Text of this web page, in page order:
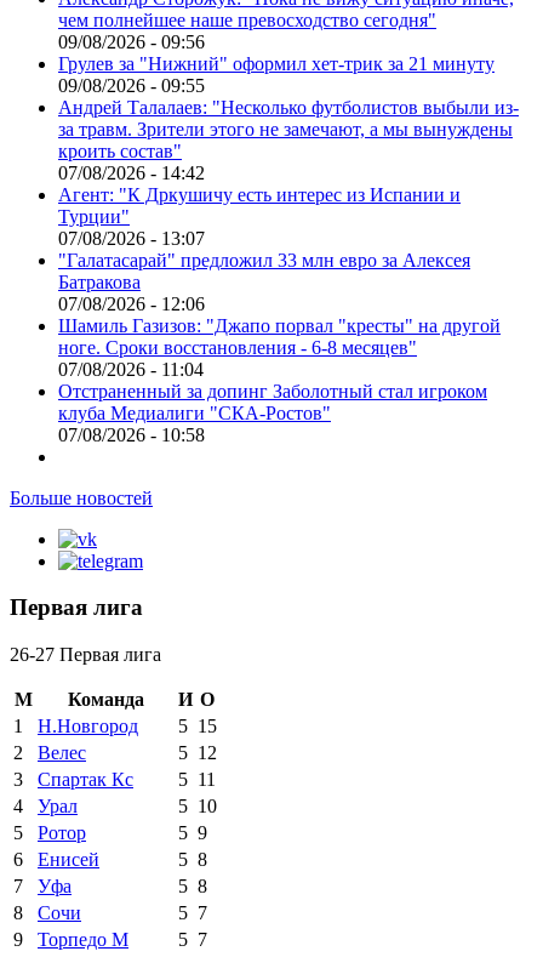
чем полнейшее наше превосходство сегодня"
09/08/2026 - 09:56
Грулев за "Нижний" оформил хет-трик за 21 минуту
09/08/2026 - 09:55
Андрей Талалаев: "Несколько футболистов выбыли из-
за травм. Зрители этого не замечают, а мы вынуждены
кроить состав"
07/08/2026 - 14:42
Агент: "К Дркушичу есть интерес из Испании и
Турции"
07/08/2026 - 13:07
"Галатасарай" предложил 33 млн евро за Алексея
Батракова
07/08/2026 - 12:06
Шамиль Газизов: "Джапо порвал "кресты" на другой
ноге. Сроки восстановления - 6-8 месяцев"
07/08/2026 - 11:04
Отстраненный за допинг Заболотный стал игроком
клуба Медиалиги "СКА-Ростов"
07/08/2026 - 10:58
Больше новостей
Первая лига
26-27 Первая лига
М Команда И О
1
Н.Новгород 5 15
2
Велес 5 12
3
Спартак Кс 5 11
4
Урал 5 10
5
Ротор 5 9
6
Енисей 5 8
7
Уфа 5 8
8
Сочи 5 7
9
Торпедо М 5 7